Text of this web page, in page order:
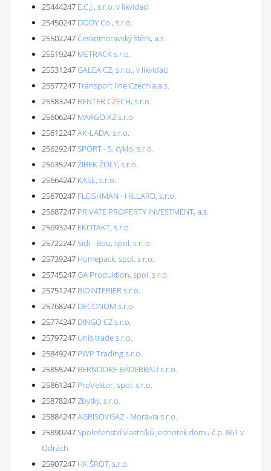
25444247 E.C.J., s.r.o. v likvidaci
25450247 DODY Co., s.r.o.
25502247Českomoravský štěrk, a.s.
25519247 METRACK s.r.o.
25531247GALEA CZ, s.r.o., v likvidaci
25577247Transport line Czechia,a.s.
25583247 RENTER CZECH, s.r.o.
25606247 MARGO.KZ s.r.o.
25612247AK-LADA, s.r.o.
25629247SPORT - S. cyklo, s.r.o.
25635247ŽIBEK ŽOLY, s.r.o.
25664247 KASL, s.r.o.
25670247 FLEISHMAN - HILLARD, s.r.o.
25687247 PRIVATE PROPERTY INVESTMENT, a.s.
25693247 EKOTAKT, s.r.o.
25722247Sidi - Bou, spol. s r. o.
25739247 Homepack, spol. s r.o.
25745247GA Produktion, spol. s r.o.
25751247 BIOINTERIER s.r.o.
25768247 DECONOM s.r.o.
25774247 DINGO CZ s.r.o.
25797247 Unis trade s.r.o.
25849247 PWP Trading s.r.o.
25855247 BERNDORF BÄDERBAU s.r.o.
25861247 ProVektor, spol. s r.o.
25878247Zbytky, s.r.o.
25884247AGRISOVGAZ - Moravia s.r.o.
25890247Společenství vlastníků jednotek domu č.p. 861 v
Odrách
25907247 HK ŠROT, s.r.o.